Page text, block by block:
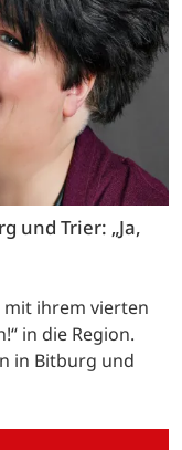
und Trier: „Ja,
ihrem vierten
in die Region.
in Bitburg und